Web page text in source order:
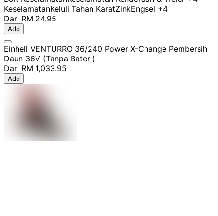
KeselamatanKeluli Tahan KaratZinkEngsel +4
Dari RM 24.95
Add
Einhell VENTURRO 36/240 Power X-Change Pembersih
Daun 36V (Tanpa Bateri)
Dari RM 1,033.95
Add